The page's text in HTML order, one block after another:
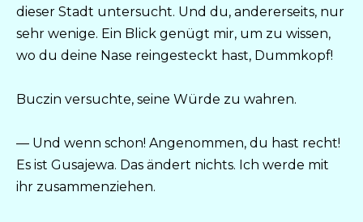
dieser Stadt untersucht. Und du, andererseits, nur
sehr wenige. Ein Blick genügt mir, um zu wissen,
wo du deine Nase reingesteckt hast, Dummkopf!
Buczin versuchte, seine Würde zu wahren.
— Und wenn schon! Angenommen, du hast recht!
Es ist Gusajewa. Das ändert nichts. Ich werde mit
ihr zusammenziehen.